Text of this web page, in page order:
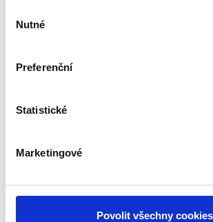
souhlasu
Nutné
Preferenční
Statistické
Marketingové
Povolit všechny cookies
Autoalarm JABLOTRON
auta, kamiony i zemědělské
Monitoring dechu